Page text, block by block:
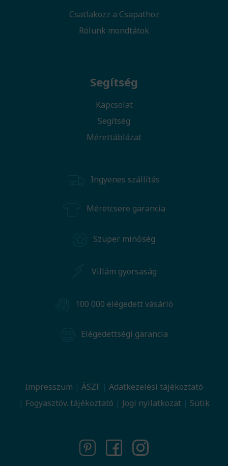
Csatlakozz a Csapathoz
Rólunk mondtátok
Segítség
Kapcsolat
Segítség
Mérettáblázat
Ingyenes szállítás
Méretcsere garancia
Szuper minőség
Villám gyorsaság
100 000 elégedett vásárló
Elégedettségi garancia
Impresszum ÁSZF
Adatkezelési tájékoztató
Fogyasztóv. tájékoztató
Jogi nyilatkozat Sütik